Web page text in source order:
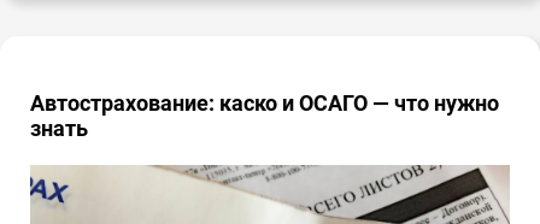
Автострахование: каско и ОСАГО — что нужно
знать